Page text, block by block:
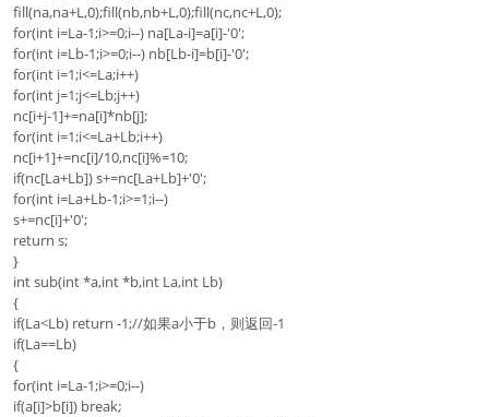
fill(na,na+L,0);fill(nb,nb+L,0);fill(nc,nc+L,0);
for(int i=La-1;i>=0;i--) na[La-i]=a[i]-'0';
for(int i=Lb-1;i>=0;i--) nb[Lb-i]=b[i]-'0';
for(int i=1;i<=La;i++)
for(int j=1;j<=Lb;j++)
nc[i+j-1]+=na[i]*nb[j];
for(int i=1;i<=La+Lb;i++)
nc[i+1]+=nc[i]/10,nc[i]%=10;
if(nc[La+Lb]) s+=nc[La+Lb]+'0';
for(int i=La+Lb-1;i>=1;i--)
s+=nc[i]+'0';
return s;
}
int sub(int *a,int *b,int La,int Lb)
{
if(La<Lb) return -1;//如果a小于b，则返回-1
if(La==Lb)
{
for(int i=La-1;i>=0;i--)
if(a[i]>b[i]) break;